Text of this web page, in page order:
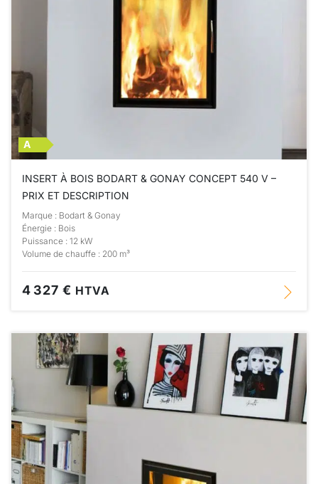
A
INSERT À BOIS BODART & GONAY CONCEPT 540 V –
PRIX ET DESCRIPTION
Marque : Bodart & Gonay
Énergie : Bois
Puissance : 12 kW
Volume de chauffe : 200 m³
4 327 € HTVA